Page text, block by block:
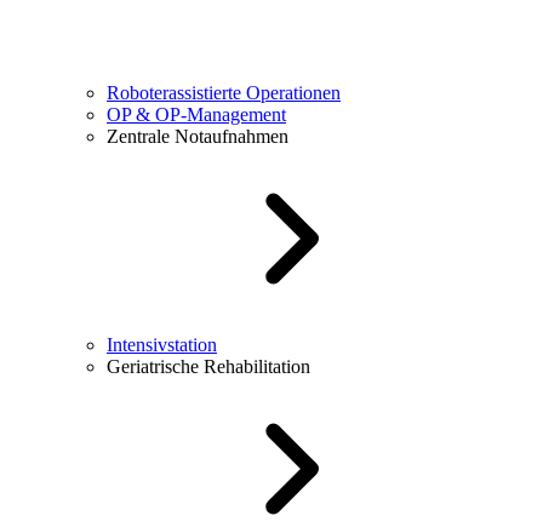
Roboterassistierte Operationen
OP & OP-Management
Zentrale Notaufnahmen
Intensivstation
Geriatrische Rehabilitation